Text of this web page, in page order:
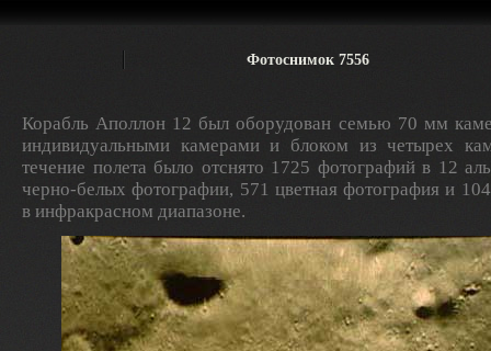
Фотоснимок 7556
Корабль Аполлон 12 был оборудован семью 70 мм
индивидуальными камерами и блоком из четырех
течение полета было отснято 1725 фотографий в 12
черно-белых фотографии, 571 цветная фотография и
в инфракрасном диапазоне.